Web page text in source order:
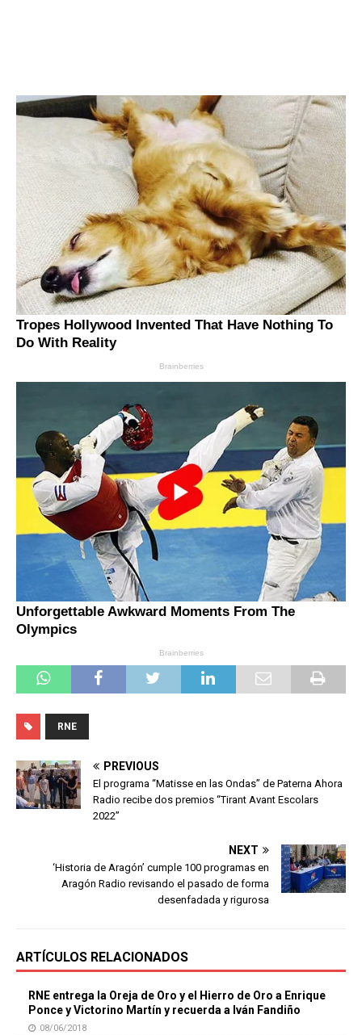
RNE
PREVIOUS
El programa “Matisse en las Ondas” de Paterna Ahora
Radio recibe dos premios “Tirant Avant Escolars
2022”
NEXT
‘Historia de Aragón’ cumple 100 programas en
Aragón Radio revisando el pasado de forma
desenfadada y rigurosa
ARTÍCULOS RELACIONADOS
RNE entrega la Oreja de Oro y el Hierro de Oro a Enrique
Ponce y Victorino Martín y recuerda a Iván Fandiño
08/06/2018